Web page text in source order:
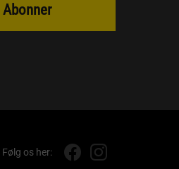
Abonner
Følg os her: